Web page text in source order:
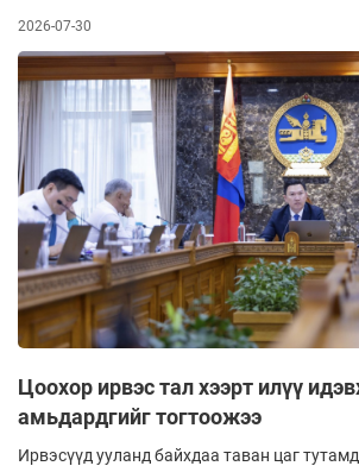
хуралдаанаа, УИХ Өвөрхангайн Хархоринд
чуулган зохион байгуулах талаарх
нийгмийн сүлжээнд тархсан.
2026-07-30
Цоохор ирвэс тал хээрт илүү
амьдардгийг тогтоожээ
Ирвэсүүд ууланд байхдаа таван цаг